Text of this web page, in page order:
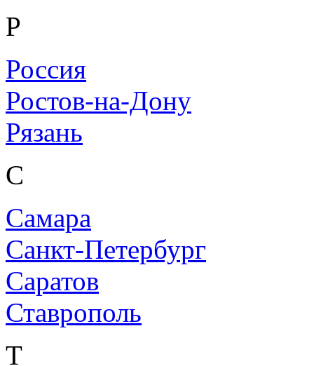
Р
Россия
Ростов-на-Дону
Рязань
С
Самара
Санкт-Петербург
Саратов
Ставрополь
Т